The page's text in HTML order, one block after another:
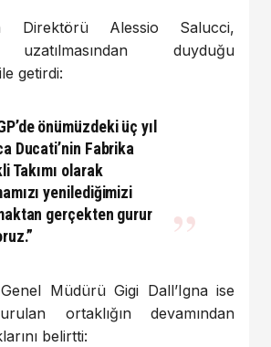
Direktörü Alessio Salucci,
uzatılmasından duyduğu
getirdi:
önümüzdeki üç yıl
Ducati’nin Fabrika
Takımı olarak
yenilediğimizi
gerçekten gurur
Müdürü Gigi Dall’Igna ise
ortaklığın devamından
belirtti: